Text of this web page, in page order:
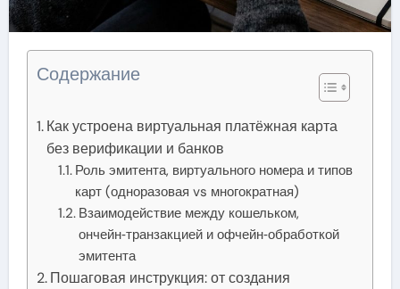
Содержание
Как устроена виртуальная платёжная карта
без верификации и банков
Роль эмитента, виртуального номера и типов
карт (одноразовая vs многократная)
Взаимодействие между кошельком,
ончейн‑транзакцией и офчейн‑обработкой
эмитента
Пошаговая инструкция: от создания